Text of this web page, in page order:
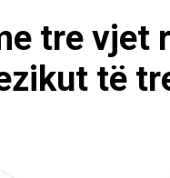
tre vjet
të